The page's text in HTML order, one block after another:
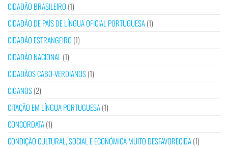
CIDADÃO BRASILEIRO (1)
CIDADÃO DE PAÍS DE LÍNGUA OFICIAL PORTUGUESA(1)
CIDADÃO ESTRANGEIRO (1)
CIDADÃO NACIONAL (1)
CIDADÃOS CABO-VERDIANOS(1)
CIGANOS(2)
CITAÇÃO EM LÍNGUA PORTUGUESA(1)
CONCORDATA(1)
CONDIÇÃO CULTURAL, SOCIAL E ECONÓMICA MUITO DESFAVORECIDA(1)